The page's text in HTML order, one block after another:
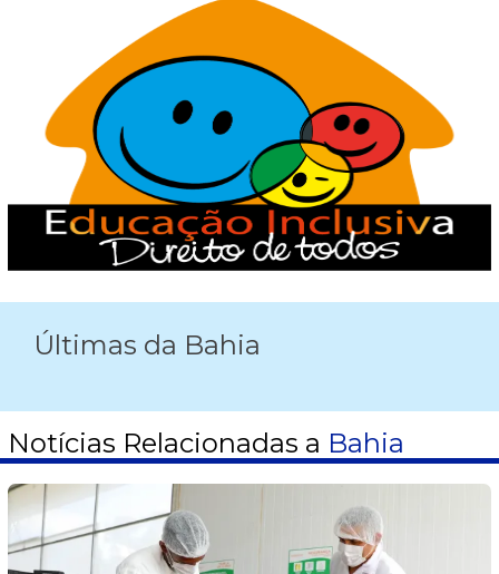
Últimas da Bahia
Notícias Relacionadas a Bahia